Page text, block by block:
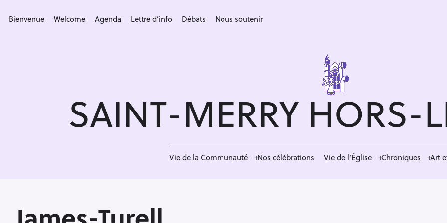
Bienvenue Welcome Agenda Lettre d’info Débats Nous soutenir
SAINT-MERRY HORS-
Vie de la Communauté Nos célébrations Vie de l’Église Chroniques Art